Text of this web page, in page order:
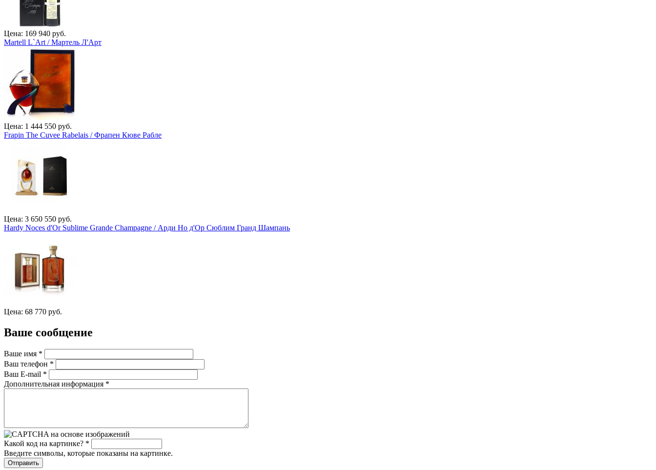
Цена: 169 940 руб.
Martell L`Art / Мартель Л'Арт
Цена: 1 444 550 руб.
Frapin The Cuvee Rabelais / Фрапен Кюве Рабле
Цена: 3 650 550 руб.
Hardy Noces d'Or Sublime Grande Champagne / Арди Но д'Ор Сюблим Гранд Шампань
Цена: 68 770 руб.
Ваше сообщение
Ваше имя *
Ваш телефон *
Ваш E-mail *
Дополнительная информация *
Какой код на картинке? *
Введите символы, которые показаны на картинке.